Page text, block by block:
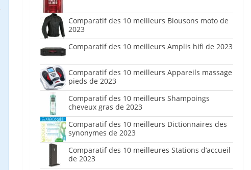
Comparatif des 10 meilleurs Blousons moto de
2023
Comparatif des 10 meilleurs Amplis hifi de 2023
Comparatif des 10 meilleurs Appareils massage
pieds de 2023
Comparatif des 10 meilleurs Shampoings
cheveux gras de 2023
Comparatif des 10 meilleurs Dictionnaires des
synonymes de 2023
Comparatif des 10 meilleures Stations d’accueil
de 2023